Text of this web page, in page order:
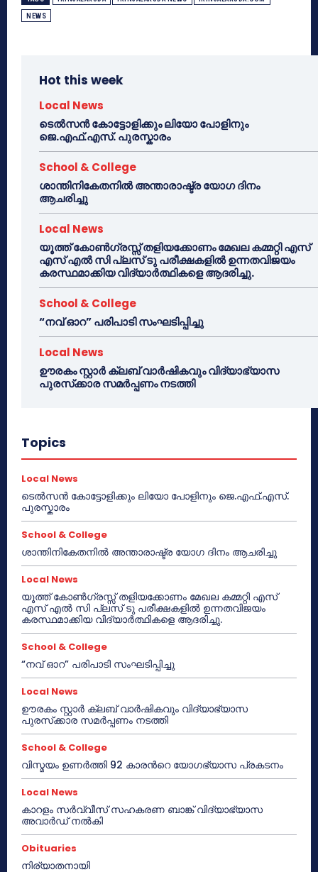
NEWS
Hot this week
Local News
ടെൽസൻ കോട്ടോളിക്കും ലിയോ പോളിനും
ജെ.എഫ്.എസ്. പുരസ്കാരം
School & College
ശാന്തിനികേതനിൽ അന്താരാഷ്ട്ര യോഗ ദിനം
ആചരിച്ചു
Local News
യൂത്ത് കോൺഗ്രസ്സ് തളിയക്കോണം മേഖല കമ്മറ്റി എസ്
എസ് എൽ സി പ്ലസ് ടു പരീക്ഷകളിൽ ഉന്നതവിജയം
കരസ്ഥമാക്കിയ വിദ്യാർത്ഥികളെ ആദരിച്ചു.
School & College
“നവ് ഓറ” പരിപാടി സംഘടിപ്പിച്ചു
Local News
ഊരകം സ്റ്റാർ ക്ലബ് വാർഷികവും വിദ്യാഭ്യാസ
പുരസ്‌ക്കാര സമർപ്പണം നടത്തി
Topics
Local News
ടെൽസൻ കോട്ടോളിക്കും ലിയോ പോളിനും ജെ.എഫ്.എസ്.
പുരസ്കാരം
School & College
ശാന്തിനികേതനിൽ അന്താരാഷ്ട്ര യോഗ ദിനം ആചരിച്ചു
Local News
യൂത്ത് കോൺഗ്രസ്സ് തളിയക്കോണം മേഖല കമ്മറ്റി എസ്
എസ് എൽ സി പ്ലസ് ടു പരീക്ഷകളിൽ ഉന്നതവിജയം
കരസ്ഥമാക്കിയ വിദ്യാർത്ഥികളെ ആദരിച്ചു.
School & College
“നവ് ഓറ” പരിപാടി സംഘടിപ്പിച്ചു
Local News
ഊരകം സ്റ്റാർ ക്ലബ് വാർഷികവും വിദ്യാഭ്യാസ
പുരസ്‌ക്കാര സമർപ്പണം നടത്തി
School & College
വിസ്മയം ഉണർത്തി 92 കാരൻറെ യോഗഭ്യാസ പ്രകടനം
Local News
കാറളം സർവ്വീസ് സഹകരണ ബാങ്ക് വിദ്യാഭ്യാസ
അവാർഡ് നൽകി
Obituaries
നിര്യാതനായി